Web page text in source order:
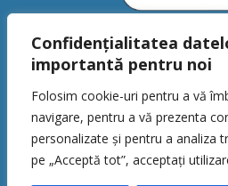
Confidențialitatea
importantă pentru noi
Folosim cookie-uri pentru a vă
navigare, pentru a vă prezenta
personalizate și pentru a analiza
pe „Acceptă tot”, acceptați
CSBaller © 2026. Toate